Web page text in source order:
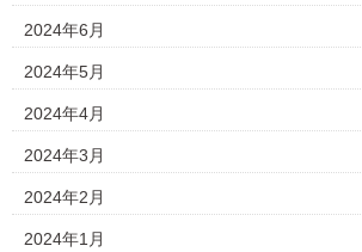
2024年6月
2024年5月
2024年4月
2024年3月
2024年2月
2024年1月